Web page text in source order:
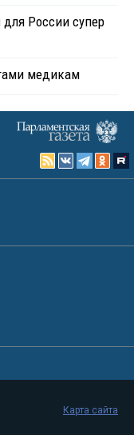
России супер
медикам
Карта сайта